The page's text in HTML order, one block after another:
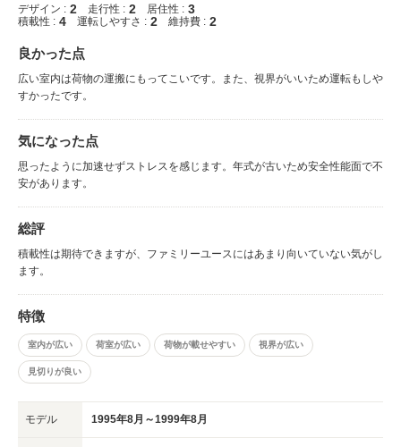
デザイン : 2 走行性 : 2 居住性 : 3
積載性 : 4 運転しやすさ : 2 維持費 : 2
良かった点
広い室内は荷物の運搬にもってこいです。また、視界がいいため運転もしや
すかったです。
気になった点
思ったように加速せずストレスを感じます。年式が古いため安全性能面で不
安があります。
総評
積載性は期待できますが、ファミリーユースにはあまり向いていない気がし
ます。
特徴
室内が広い 荷室が広い 荷物が載せやすい 視界が広い
見切りが良い
モデル 1995年8月～1999年8月